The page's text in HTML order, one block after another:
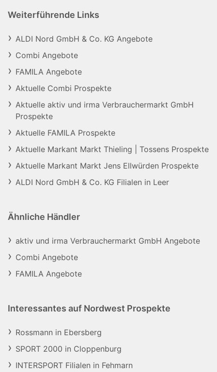
Weiterführende Links
ALDI Nord GmbH & Co. KG Angebote
Combi Angebote
FAMILA Angebote
Aktuelle Combi Prospekte
Aktuelle aktiv und irma Verbrauchermarkt GmbH
Prospekte
Aktuelle FAMILA Prospekte
Aktuelle Markant Markt Thieling | Tossens Prospekte
Aktuelle Markant Markt Jens Ellwürden Prospekte
ALDI Nord GmbH & Co. KG Filialen in Leer
Ähnliche Händler
aktiv und irma Verbrauchermarkt GmbH Angebote
Combi Angebote
FAMILA Angebote
Interessantes auf Nordwest Prospekte
Rossmann in Ebersberg
SPORT 2000 in Cloppenburg
INTERSPORT Filialen in Fehmarn